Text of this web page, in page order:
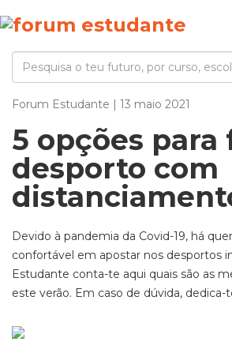
Forum Estudante | 13 maio 2021
5 opções para
desporto com
Devido à pandemia da Covid-19, há
confortável em apostar nos desportos
Estudante conta-te aqui quais são as
este verão. Em caso de dúvida, dedica-